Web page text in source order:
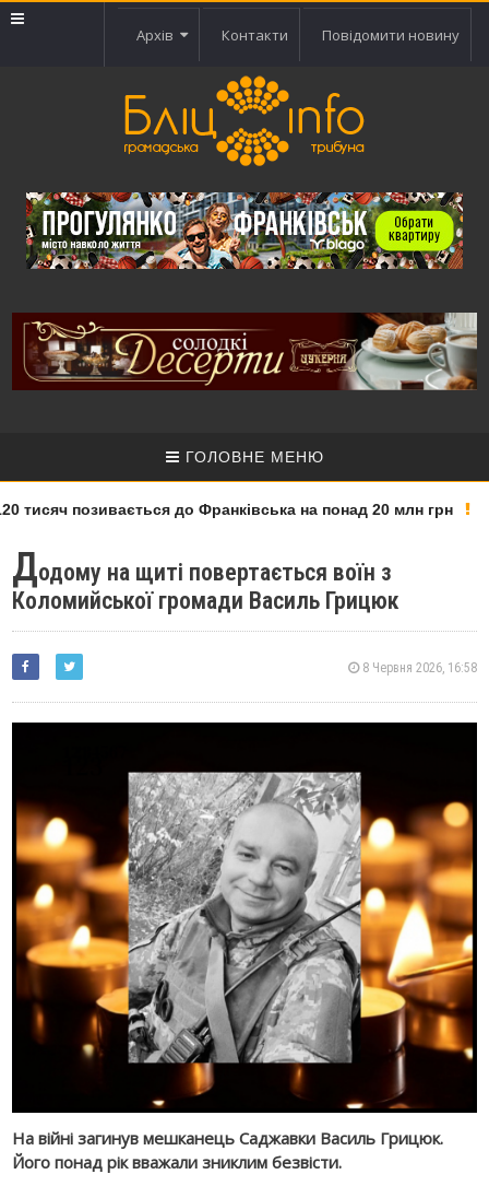
Архів Контакти Повідомити новину
ГОЛОВНЕ МЕНЮ
позивається до Франківська на понад 20 млн грн
Додому на щиті повертається воїн з
Коломийської громади Василь Грицюк
8 Червня 2026, 16:58
На війні загинув мешканець Саджавки Василь Грицюк.
Його понад рік вважали зниклим безвісти.